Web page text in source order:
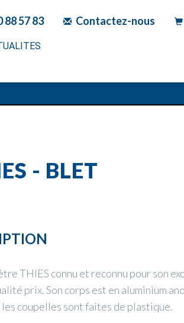
88 57 83 Contactez-nous
- BLET
THIES connu et reconnu pour son
prix. Son corps est en aluminium
coupelles sont faites de plastique.